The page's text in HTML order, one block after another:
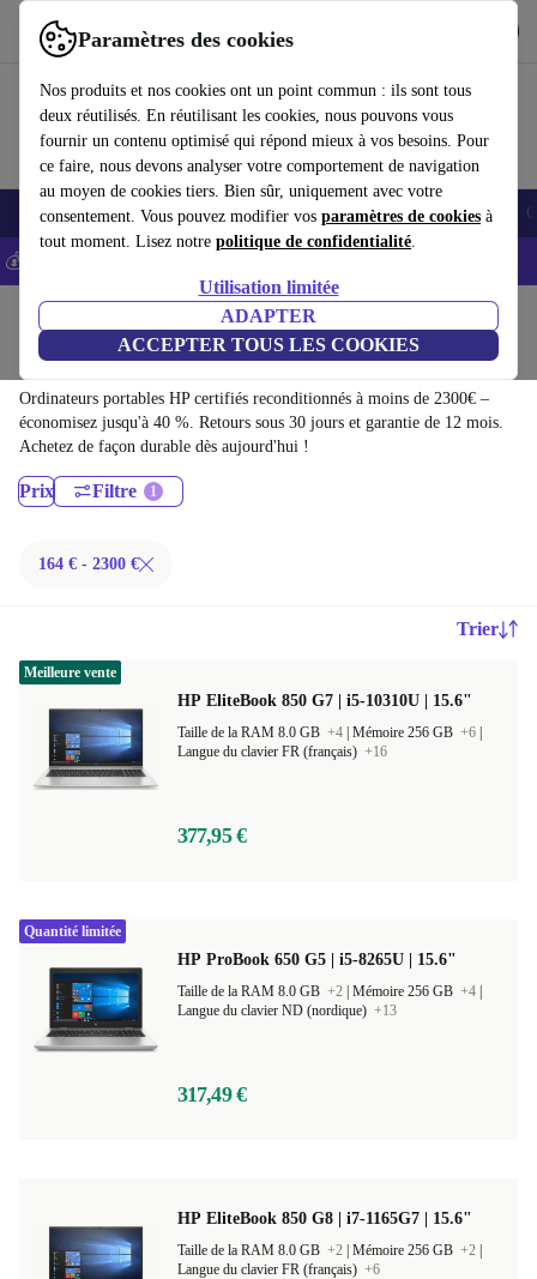
Paramètres des cookies
Nos produits et nos cookies ont un point commun : ils sont tous
deux réutilisés. En réutilisant les cookies, nous pouvons vous
fournir un contenu optimisé qui répond mieux à vos besoins. Pour
ce faire, nous devons analyser votre comportement de navigation
au moyen de cookies tiers. Bien sûr, uniquement avec votre
consentement. Vous pouvez modifier vos paramètres de cookies à
tout moment. Lisez notre politique de confidentialité.
Utilisation limitée
ADAPTER
ACCEPTER TOUS LES COOKIES
Utilisez refurbed rapidement et facilement
Smartphones Laptops Tablettes Montres connectées Accessoires
💰-5% EXTRA sur les iPhones – Code: IPHONEDEAL -
Ordinateurs portables
Ordinateurs portables HP:
Ordinateurs portables HP certifiés reconditionnés à moins de 2300€ –
économisez jusqu'à 40 %. Retours sous 30 jours et garantie de 12 mois.
Achetez de façon durable dès aujourd'hui !
Prix Filtre
164 € - 2300 €
Trier
HP EliteBook 850 G7 | i5-10310U | 15.6"
Taille de la RAM 8.0 GB +4 Mémoire 256 GB +6
Langue du clavier FR (français) +16
377,95 €
Meilleure vente
HP ProBook 650 G5 | i5-8265U | 15.6"
Taille de la RAM 8.0 GB +2 Mémoire 256 GB +4
Langue du clavier ND (nordique) +13
317,49 €
Quantité limitée
HP EliteBook 850 G8 | i7-1165G7 | 15.6"
Taille de la RAM 8.0 GB +2 Mémoire 256 GB +2
Langue du clavier FR (français) +6